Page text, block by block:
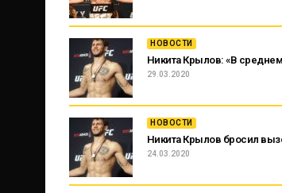
НОВОСТИ
Никита Крылов: «В
29.03.2020
НОВОСТИ
Никита Крылов бросил
24.03.2020